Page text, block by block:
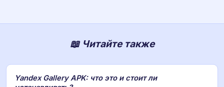
📖 Читайте также
Yandex Gallery APK: что это и стоит ли